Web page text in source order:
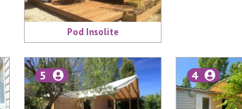
Pod Insolite
5 4